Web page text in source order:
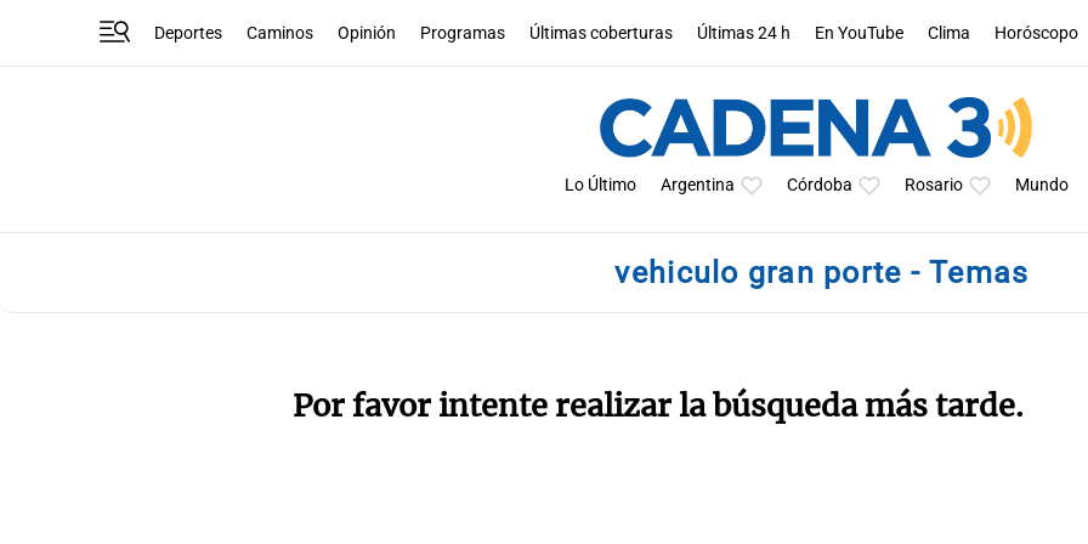
Deportes Caminos Opinión Programas Últimas coberturas Últimas 24 h En YouTube Clima Horóscopo
Lo Último Argentina Córdoba Rosario Mundo
vehiculo gran porte - Temas
Por favor intente realizar la búsqueda más tarde.